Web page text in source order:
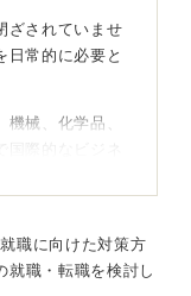
ざされていませ
日常的に必要と
械、化学品、
際的なビジネ
、日本語でのコ
る部署も存在し
職に向けた対策方
就職・転職を検討し